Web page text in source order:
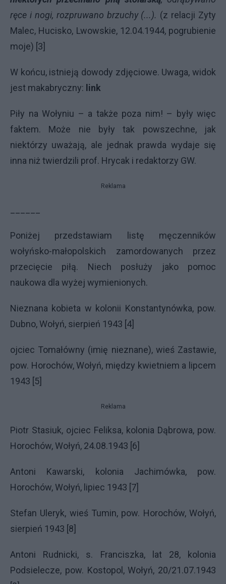
ręce i nogi, rozpruwano brzuchy (...). (z relacji Zyty
Malec, Hucisko, Lwowskie, 12.04.1944, pogrubienie
moje) [3]
W końcu, istnieją dowody zdjęciowe. Uwaga, widok
jest makabryczny: link
Piły na Wołyniu – a także poza nim! – były więc
faktem. Może nie były tak powszechne, jak
niektórzy uważają, ale jednak prawda wydaje się
inna niż twierdzili prof. Hrycak i redaktorzy GW.
Reklama
Poniżej przedstawiam listę męczenników
wołyńsko-małopolskich zamordowanych przez
przecięcie piłą. Niech posłuży jako pomoc
naukowa dla wyżej wymienionych.
Nieznana kobieta w kolonii Konstantynówka, pow.
Dubno, Wołyń, sierpień 1943 [4]
ojciec Tomałówny (imię nieznane), wieś Zastawie,
pow. Horochów, Wołyń, między kwietniem a lipcem
1943 [5]
Reklama
Piotr Stasiuk, ojciec Feliksa, kolonia Dąbrowa, pow.
Horochów, Wołyń, 24.08.1943 [6]
Antoni Kawarski, kolonia Jachimówka, pow.
Horochów, Wołyń, lipiec 1943 [7]
Stefan Uleryk, wieś Tumin, pow. Horochów, Wołyń,
sierpień 1943 [8]
Antoni Rudnicki, s. Franciszka, lat 28, kolonia
Podsielecze, pow. Kostopol, Wołyń, 20/21.07.1943